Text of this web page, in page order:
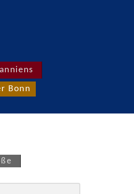
Bonn